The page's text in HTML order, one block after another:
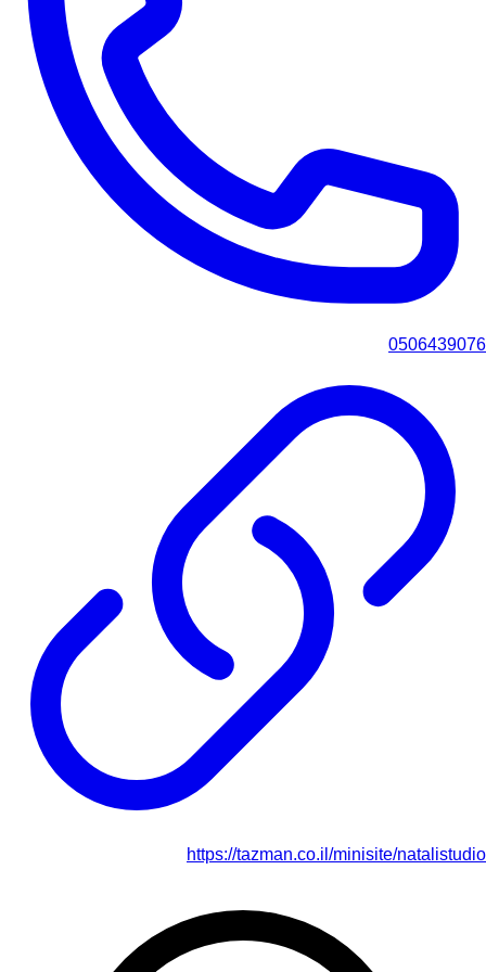
0506439076
https://tazman.co.il/minisite/natalistudio